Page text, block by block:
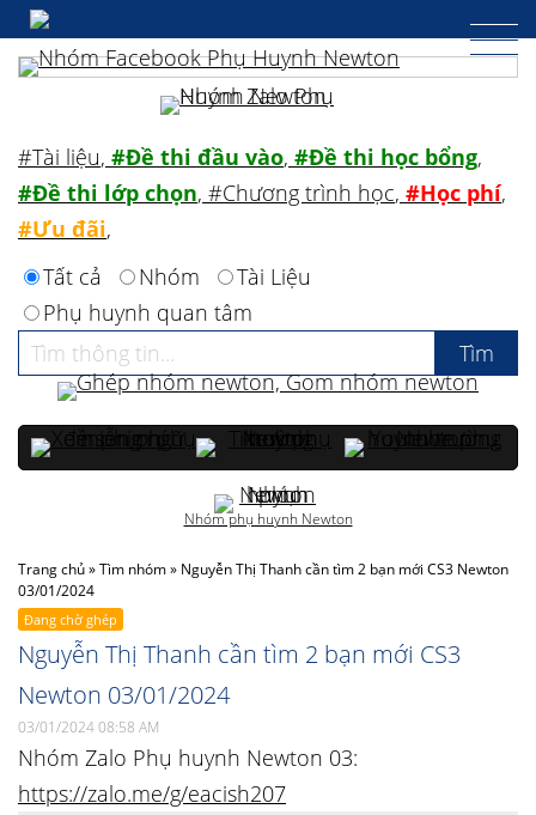
Trang chủ»Tìm nhóm» Nguyễn Thị Thanh cần tìm 2 bạn mới CS3 Newton
03/01/2024
Đang chờ ghép
Nguyễn Thị Thanh cần tìm 2 bạn mới CS3
Newton 03/01/2024
03/01/2024 08:58 AM
Nhóm Zalo Phụ huynh Newton 03:
https://zalo.me/g/eacish207
#Tài liệu, #Đề thi đầu vào, #Đề thi học bổng,
#Đề thi lớp chọn, #Chương trình học, #Học phí,
#Ưu đãi,
Tất cả
Nhóm
Tài Liệu
Phụ huynh quan tâm
Nhóm phụ huynh Newton